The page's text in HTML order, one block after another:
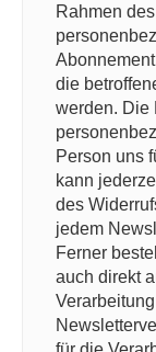
Rahmen
die
werden. Die
Person uns
kann
des
jedem
Ferner
auch direkt